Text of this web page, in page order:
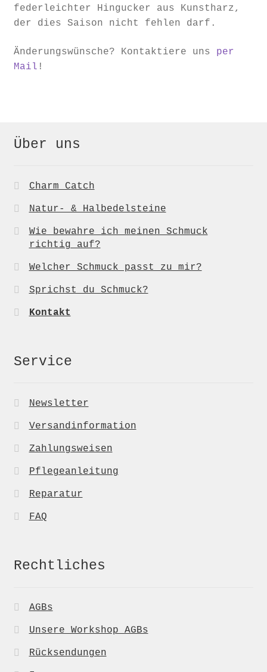
federleichter Hingucker aus Kunstharz,
der dies Saison nicht fehlen darf.
Änderungswünsche? Kontaktiere uns per
Mail !
Über uns
Charm Catch
Natur- & Halbedelsteine
Wie bewahre ich meinen Schmuck
richtig auf?
Welcher Schmuck passt zu mir?
Sprichst du Schmuck?
Kontakt
Service
Newsletter
Versandinformation
Zahlungsweisen
Pflegeanleitung
Reparatur
FAQ
Rechtliches
AGBs
Unsere Workshop AGBs
Rücksendungen